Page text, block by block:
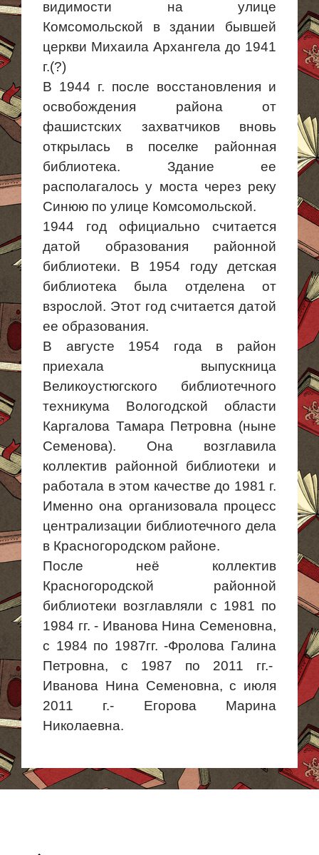
видимости на улице
Комсомольской в здании бывшей
церкви Михаила Архангела до 1941
г.(?)
В 1944 г. после восстановления и
освобождения района от
фашистских захватчиков вновь
открылась в поселке районная
библиотека. Здание ее
располагалось у моста через реку
Синюю по улице Комсомольской.
1944 год официально считается
датой образования районной
библиотеки. В 1954 году детская
библиотека была отделена от
взрослой. Этот год считается датой
ее образования.
В августе 1954 года в район
приехала выпускница
Великоустюгского библиотечного
техникума Вологодской области
Каргалова Тамара Петровна (ныне
Семенова). Она возглавила
коллектив районной библиотеки и
работала в этом качестве до 1981 г.
Именно она организовала процесс
централизации библиотечного дела
в Красногородском районе.
После неё коллектив
Красногородской районной
библиотеки возглавляли с 1981 по
1984 гг. - Иванова Нина Семеновна,
с 1984 по 1987гг. -Фролова Галина
Петровна, с 1987 по 2011 гг.-
Иванова Нина Семеновна, с июля
2011 г.- Егорова Марина
Николаевна.